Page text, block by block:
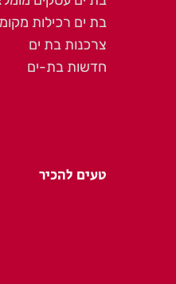
בת ים רכילות
צרכנות בת ים
חדשות בת-ים
טעים להכיר